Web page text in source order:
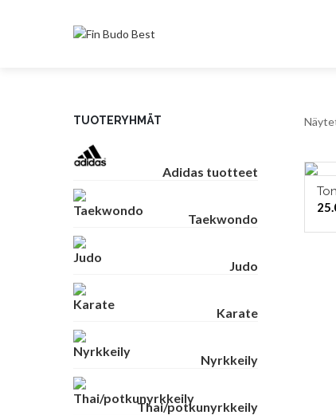
TUOTERYHMÄT
Adidas tuotteet
Taekwondo
Judo
Karate
Nyrkkeily
Thai/potkunyrkkeily